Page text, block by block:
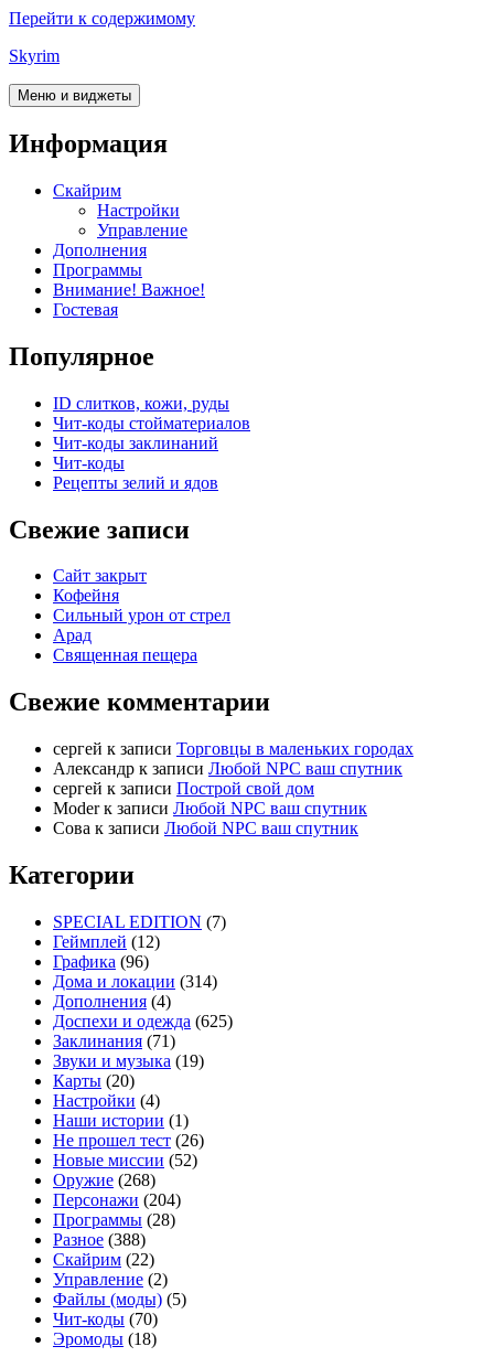
Перейти к содержимому
Skyrim
Меню и виджеты
Информация
Скайрим
Настройки
Управление
Дополнения
Программы
Внимание! Важное!
Гостевая
Популярное
ID слитков, кожи, руды
Чит-коды стойматериалов
Чит-коды заклинаний
Чит-коды
Рецепты зелий и ядов
Свежие записи
Сайт закрыт
Кофейня
Cильный урон от стрел
Арад
Священная пещера
Свежие комментарии
cергей к записи Торговцы в маленьких городах
Александр к записи Любой NPC ваш спутник
cергей к записи Построй свой дом
Moderк записи Любой NPC ваш спутник
Сова к записи Любой NPC ваш спутник
Категории
SPECIAL EDITION (7)
Геймплей (12)
Графика (96)
Дома и локации (314)
Дополнения (4)
Доспехи и одежда (625)
Заклинания (71)
Звуки и музыка (19)
Карты (20)
Настройки (4)
Наши истории (1)
Не прошел тест (26)
Новые миссии (52)
Оружие (268)
Персонажи (204)
Программы (28)
Разное (388)
Скайрим (22)
Управление (2)
Файлы (моды) (5)
Чит-коды (70)
Эромоды (18)